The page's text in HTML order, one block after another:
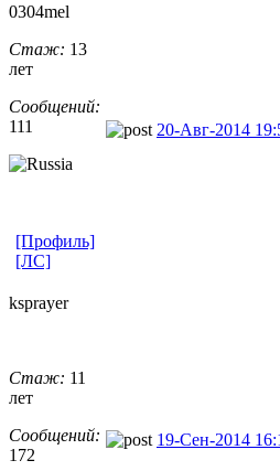
0304mel
Стаж: 13
лет
Сообщений:
111
20-Авг-2014
[Профиль]
[ЛС]
ksprayer
Стаж: 11
лет
Сообщений:
172
19-Сен-2014